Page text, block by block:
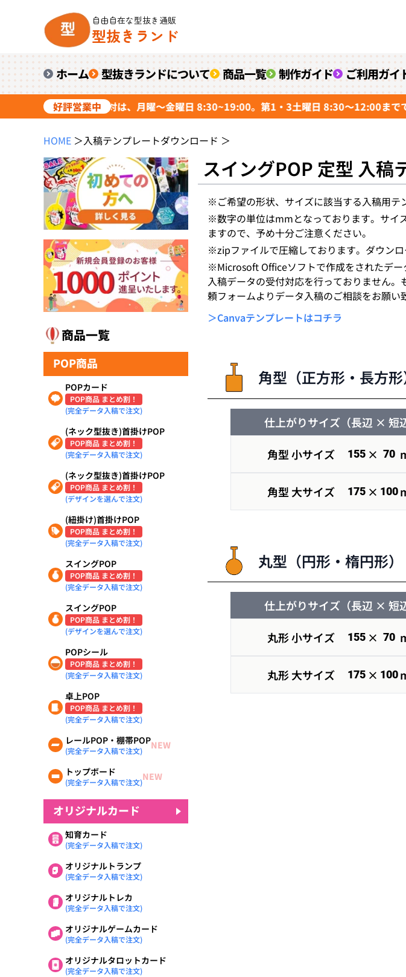
自由自在な型抜き通販
型抜きランド
ホーム 型抜きランドについて 商品一覧 制作ガイド ご利用ガイ
好評営業中
間 受付中。電話応対は、月曜～金曜日 8:30~19:00。第1・3土曜日 8:30～12:00までです。
HOME ＞入稿テンプレートダウンロード ＞
商品一覧
POP商品
POPカード
POP商品 まとめ割！
(完全データ入稿で注文)
(ネック型抜き)首掛けPOP
POP商品 まとめ割！
(完全データ入稿で注文)
(ネック型抜き)首掛けPOP
POP商品 まとめ割！
(デザインを選んで注文)
(紐掛け)首掛けPOP
POP商品 まとめ割！
(完全データ入稿で注文)
スイングPOP
POP商品 まとめ割！
(完全データ入稿で注文)
スイングPOP
POP商品 まとめ割！
(デザインを選んで注文)
POPシール
POP商品 まとめ割！
(完全データ入稿で注文)
卓上POP
POP商品 まとめ割！
(完全データ入稿で注文)
レールPOP・棚帯POP
(完全データ入稿で注文) NEW
トップボード
(完全データ入稿で注文)NEW
オリジナルカード
知育カード
(完全データ入稿で注文)
オリジナルトランプ
(完全データ入稿で注文)
オリジナルトレカ
(完全データ入稿で注文)
オリジナルゲームカード
(完全データ入稿で注文)
オリジナルタロットカード
(完全データ入稿で注文)
スイングPOP 定型 入稿
※ご希望の形状、サイズに該当する入稿用テ
※数字の単位はmmとなっております。サイ
ますので、予め十分ご注意ください。
※zipファイルで圧縮しております。ダウンロ
※Microsoft Officeソフトで作成をされたデー
入稿データの受付対応を行っておりません
頼フォームよりデータ入稿のご相談をお願い
＞Canvaテンプレートはコチラ
角型（正方形・長方形
仕上がりサイズ（長辺 × 短
角型 小サイズ 155 × 70
角型 大サイズ 175 × 100
丸型（円形・楕円形）
仕上がりサイズ（長辺 × 短
丸形 小サイズ 155 × 70
丸形 大サイズ 175 × 100